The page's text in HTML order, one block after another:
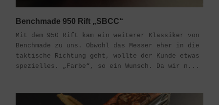
Benchmade 950 Rift „SBCC“
Mit dem 950 Rift kam ein weiterer Klassiker von
Benchmade zu uns. Obwohl das Messer eher in die
taktische Richtung geht, wollte der Kunde etwas
spezielles. „Farbe“, so ein Wunsch. Da wir n...